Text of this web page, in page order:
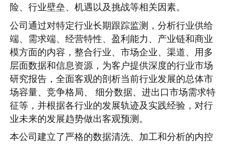
险、行业壁垒、机遇以及挑战等相关因素。
公司通过对特定行业长期跟踪监测，分析行业供给
端、需求端、经营特性、盈利能力、产业链和商业
模方面的内容，整合行业、市场企业、渠道、用多
层面数据和信息资源，为客户提供深度的行业市场
研究报告，全面客观的剖析当前行业发展的总体市
场容量、竞争格局、 细分数据、进出口市场需求特
征等，并根据各行业的发展轨迹及实践经验，对行
业未来的发展趋势做出客观预测。
本公司建立了严格的数据清洗、加工和分析的内控